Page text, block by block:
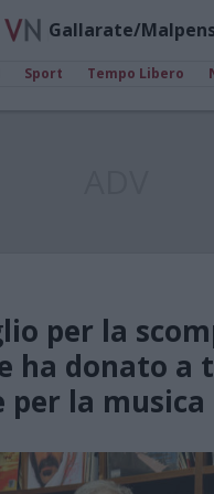
Gallarate/
Sport Tempo Libero
per la
ha donato a
per la musica